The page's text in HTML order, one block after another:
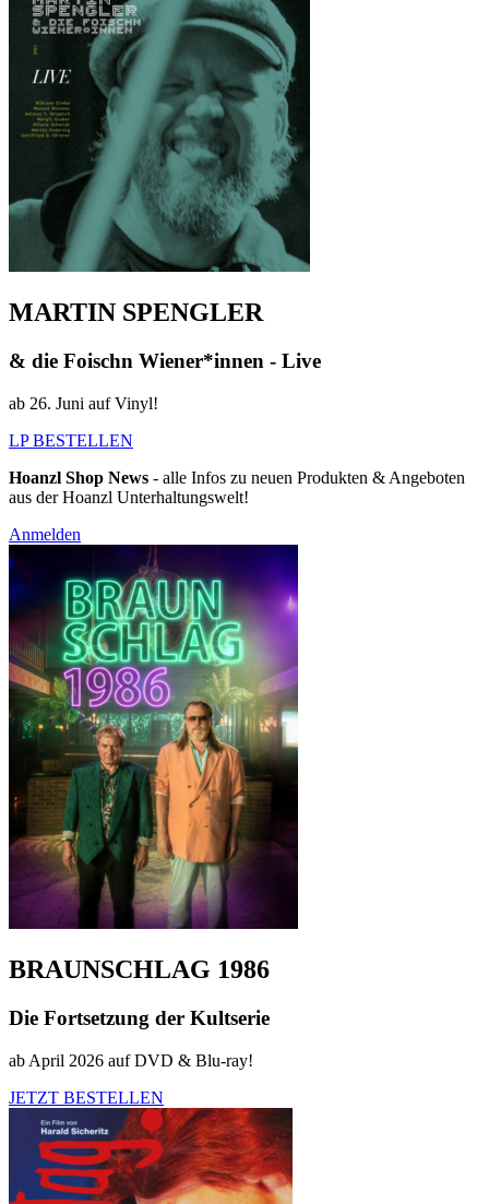
MARTIN SPENGLER
& die Foischn Wiener*innen - Live
ab 26. Juni auf Vinyl!
LP BESTELLEN
Hoanzl Shop News - alle Infos zu neuen Produkten & Angeboten
aus der Hoanzl Unterhaltungswelt!
Anmelden
BRAUNSCHLAG 1986
Die Fortsetzung der Kultserie
ab April 2026 auf DVD & Blu-ray!
JETZT BESTELLEN